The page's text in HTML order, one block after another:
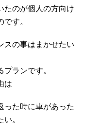
たのが個人の方向け
す。
スの事はまかせたい
ランです。
は
った時に車があった
。